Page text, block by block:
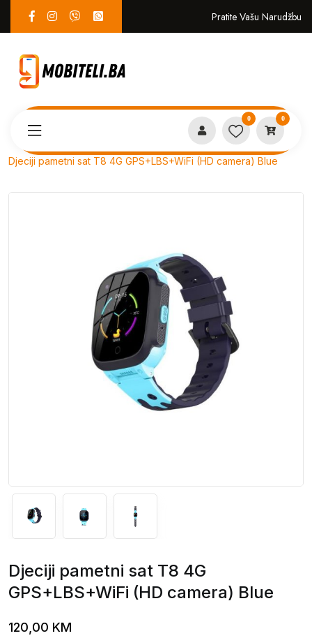
Pratite Vašu Narudžbu
0 0
Djeciji pametni sat T8 4G GPS+LBS+WiFi (HD camera) Blue
Djeciji pametni sat T8 4G
GPS+LBS+WiFi (HD camera) Blue
120,00 KM